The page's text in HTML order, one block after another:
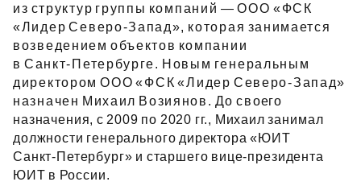
из структур группы компаний — ООО «ФСК
«Лидер Северо‑Запад», которая занимается
возведением объектов компании
в Санкт‑Петербурге. Новым генеральным
директором ООО «ФСК «Лидер Северо‑Запад»
назначен Михаил Возиянов. До своего
назначения, с 2009 по 2020 гг., Михаил занимал
должности генерального директора «ЮИТ
Санкт‑Петербург» и старшего вице‑президента
ЮИТ в России.